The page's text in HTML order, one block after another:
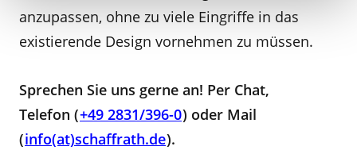
anzupassen, ohne zu viele Eingriffe in das
existierende Design vornehmen zu müssen.
Sprechen Sie uns gerne an! Per Chat,
Telefon (+49 2831/396-0) oder Mail
(info(at)schaffrath.de).